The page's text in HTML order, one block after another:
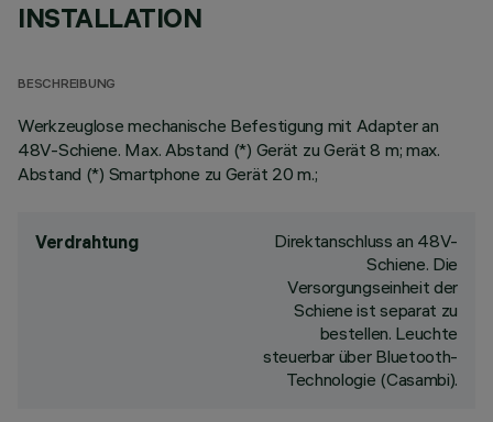
INSTALLATION
BESCHREIBUNG
Werkzeuglose mechanische Befestigung mit Adapter an
48V-Schiene. Max. Abstand (*) Gerät zu Gerät 8 m; max.
Abstand (*) Smartphone zu Gerät 20 m.;
Verdrahtung
Direktanschluss an 48V-
Schiene. Die
Versorgungseinheit der
Schiene ist separat zu
bestellen. Leuchte
steuerbar über Bluetooth-
Technologie (Casambi).